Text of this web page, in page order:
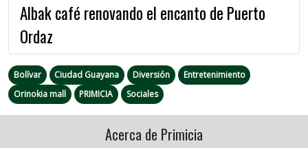
Albak café renovando el encanto de Puerto
Ordaz
Bolívar Ciudad Guayana Diversión
Entretenimiento
Orinokia mall
PRIMICIA Sociales
Acerca de Primicia